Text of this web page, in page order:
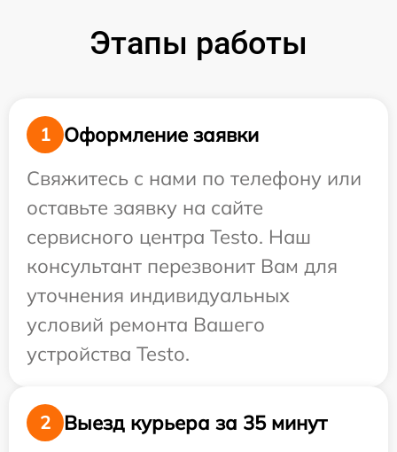
Этапы работы
1
Оформление заявки
Свяжитесь с нами по телефону или
оставьте заявку на сайте
сервисного центра Testo. Наш
консультант перезвонит Вам для
уточнения индивидуальных
условий ремонта Вашего
устройства Testo.
2 Выезд курьера за 35 минут